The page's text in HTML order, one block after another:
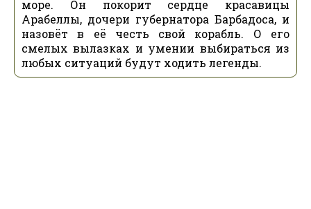
море. Он покорит сердце красавицы
Арабеллы, дочери губернатора Барбадоса, и
назовёт в её честь свой корабль. О его
смелых вылазках и умении выбираться из
любых ситуаций будут ходить легенды.